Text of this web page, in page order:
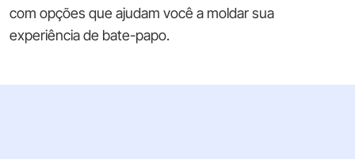
com opções que ajudam você a moldar sua
experiência de bate-papo.